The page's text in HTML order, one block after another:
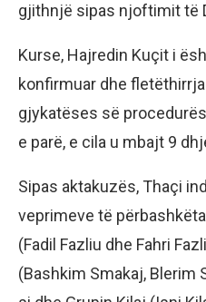
gjithnjë sipas njoftimit të
Kurse, Hajredin Kuçit i
konfirmuar dhe fletëthirrja
gjykatëses së
e parë, e cila u mbajt 9
Sipas aktakuzës, Thaçi
veprimeve të
(Fadil Fazliu dhe Fahri
(Bashkim Smakaj, Blerim